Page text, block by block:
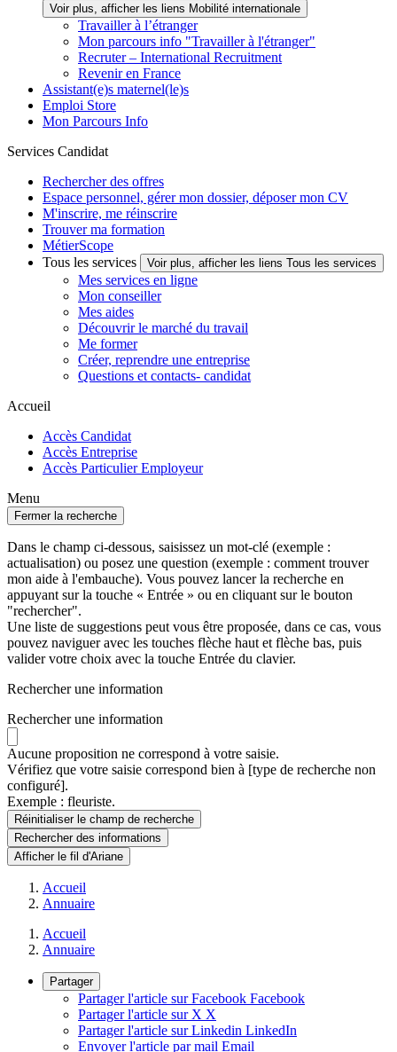
Voir plus, afficher les liens Mobilité internationale
Travailler à l’étranger
Mon parcours info "Travailler à l'étranger"
Recruter – International Recruitment
Revenir en France
Assistant(e)s maternel(le)s
Emploi Store
Mon Parcours Info
Services Candidat
Rechercher des offres
Espace personnel, gérer mon dossier, déposer mon CV
M'inscrire, me réinscrire
Trouver ma formation
MétierScope
Tous les services
Voir plus, afficher les liens Tous les services
Mes services en ligne
Mon conseiller
Mes aides
Découvrir le marché du travail
Me former
Créer, reprendre une entreprise
Questions et contacts- candidat
Accueil
Accès Candidat
Accès Entreprise
Accès Particulier Employeur
Menu
Fermer la recherche
Dans le champ ci-dessous, saisissez un mot-clé (exemple :
actualisation) ou posez une question (exemple : comment trouver
mon aide à l'embauche). Vous pouvez lancer la recherche en
appuyant sur la touche « Entrée » ou en cliquant sur le bouton
"rechercher".
Une liste de suggestions peut vous être proposée, dans ce cas, vous
pouvez naviguer avec les touches flèche haut et flèche bas, puis
valider votre choix avec la touche Entrée du clavier.
Rechercher une information
Rechercher une information
Aucune proposition ne correspond à votre saisie.
Vérifiez que votre saisie correspond bien à [type de recherche non
configuré].
Exemple : fleuriste.
Réinitialiser le champ de recherche
Rechercherdes informations
Afficher le fil d'Ariane
Accueil
Annuaire
Accueil
Annuaire
Partager
Partager l'article sur Facebook Facebook
Partager l'article sur X X
Partager l'article sur Linkedin LinkedIn
Envoyer l'article par mail Email